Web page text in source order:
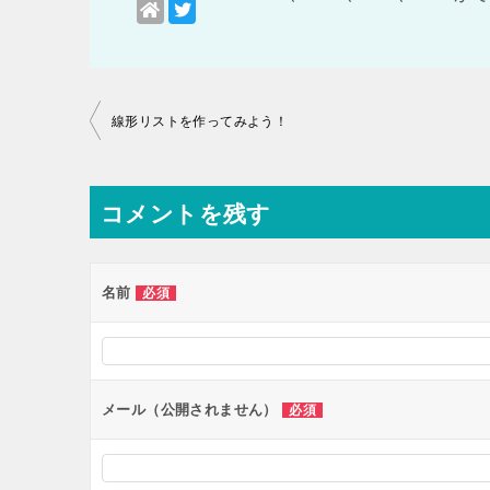
投
ナ
ビ
ー
ョ
ン
線形リストを作ってみよう！
コメントを残す
名前 必須
メール（公開されません） 必須